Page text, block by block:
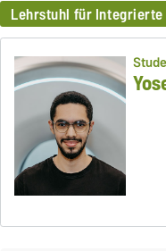
Lehrstuhl für